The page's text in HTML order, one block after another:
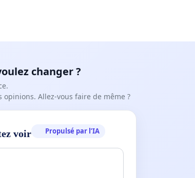
changer ?
Allez-vous faire de même ?
voir Propulsé par l’IA